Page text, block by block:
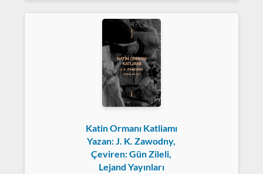
Katin Ormanı Katliamı
Yazan: J. K. Zawodny,
Çeviren: Gün Zileli,
Lejand Yayınları